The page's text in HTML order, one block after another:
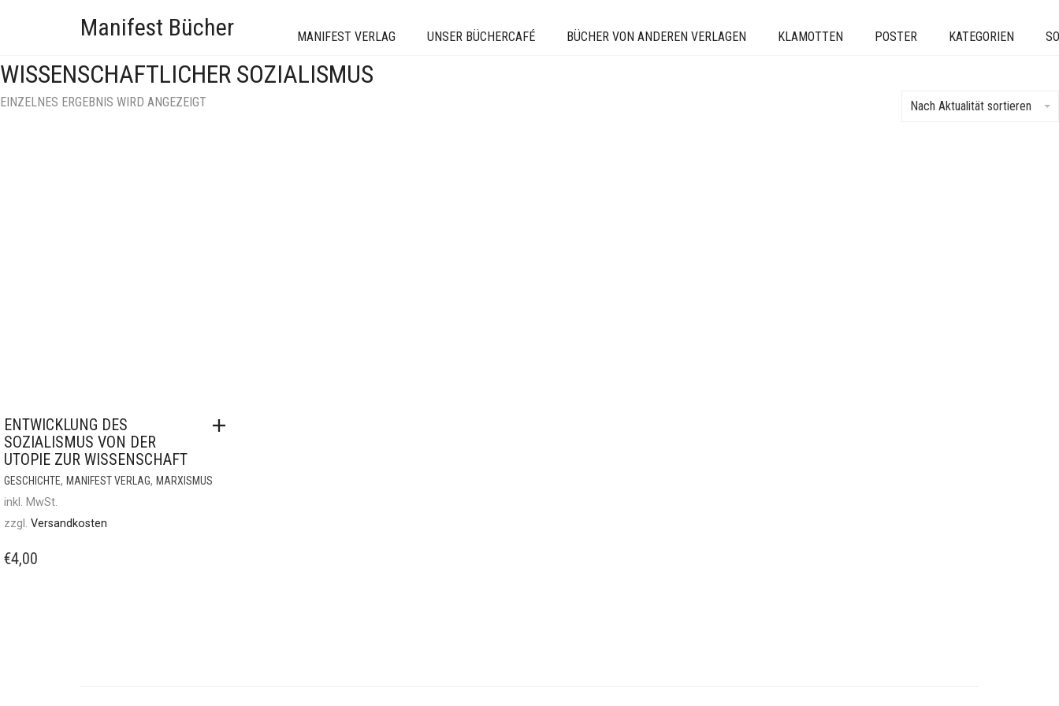
Manifest Bücher MANIFEST VERLAG UNSER BÜCHERCAFÉ BÜCHER VON ANDEREN VERLAGEN KLAMOTTEN POSTER KATEGORIEN
WISSENSCHAFTLICHER SOZIALISMUS
EINZELNES ERGEBNIS WIRD ANGEZEIGT Nach Aktualität sortieren
ENTWICKLUNG DES
SOZIALISMUS VON DER
UTOPIE ZUR WISSENSCHAFT
GESCHICHTE, MANIFEST VERLAG, MARXISMUS
inkl. MwSt.
zzgl. Versandkosten
€4,00